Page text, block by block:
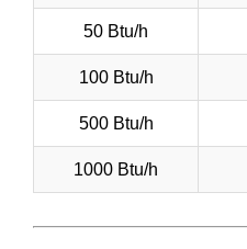
50 Btu/h
100 Btu/h
500 Btu/h
1000 Btu/h